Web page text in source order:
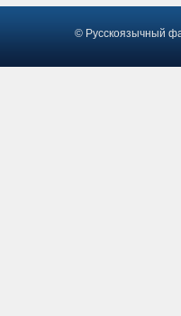
© Русскоязычный